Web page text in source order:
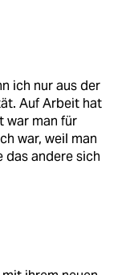
ich nur aus der
Auf Arbeit hat
war man für
war, weil man
das andere sich